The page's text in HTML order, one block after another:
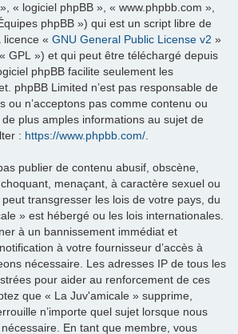
« logiciel phpBB », « www.phpbb.com »,
phpBB ») qui est un script libre de
licence « GNU General Public License v2 »
GPL ») et qui peut être téléchargé depuis
phpBB facilite seulement les
phpBB Limited n’est pas responsable de
ou n’acceptons pas comme contenu ou
plus amples informations au sujet de
: https://www.phpbb.com/.
publier de contenu abusif, obscène,
menaçant, à caractère sexuel ou
transgresser les lois de votre pays, du
» est hébergé ou les lois internationales.
à un bannissement immédiat et
à votre fournisseur d’accès à
nécessaire. Les adresses IP de tous les
pour aider au renforcement de ces
que « La Juv'amicale » supprime,
n’importe quel sujet lorsque nous
En tant que membre, vous